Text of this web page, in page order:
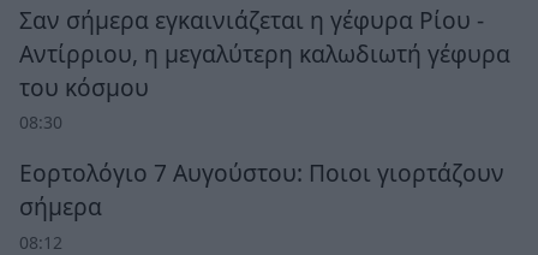
Σαν σήμερα εγκαινιάζεται η γέφυρα Ρίου -
Αντίρριου, η μεγαλύτερη καλωδιωτή γέφυρα
του κόσμου
08:30
Εορτολόγιο 7 Αυγούστου: Ποιοι γιορτάζουν
σήμερα
08:12